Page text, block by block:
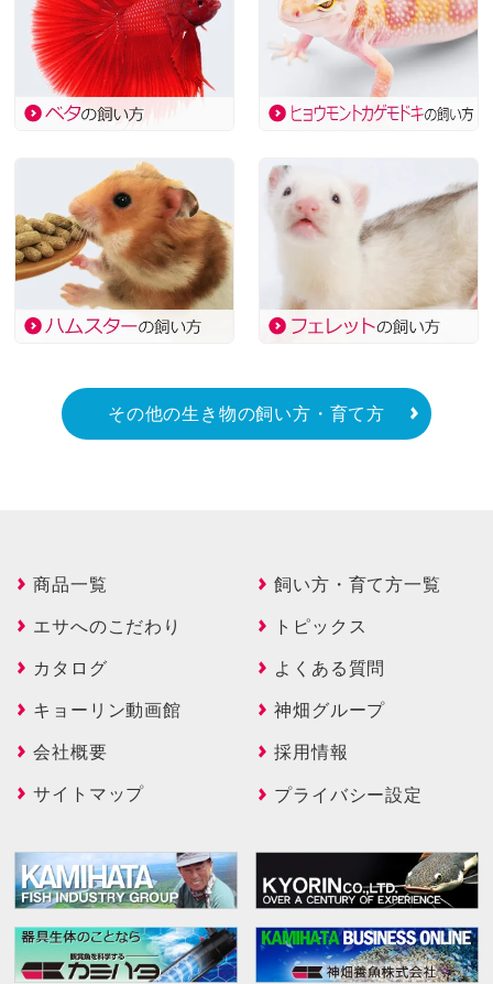
その他の生き物の飼い方・育て方
商品一覧
飼い方・育て方一覧
エサへのこだわり
トピックス
カタログ
よくある質問
キョーリン動画館
神畑グループ
会社概要
採用情報
サイトマップ
プライバシー設定